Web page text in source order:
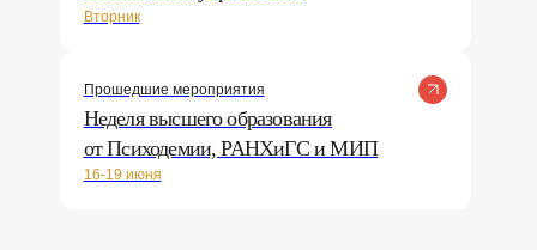
Вторник
Прошедшие мероприятия
Неделя высшего образования
от Психодемии, РАНХиГС и МИП
16-19 июня